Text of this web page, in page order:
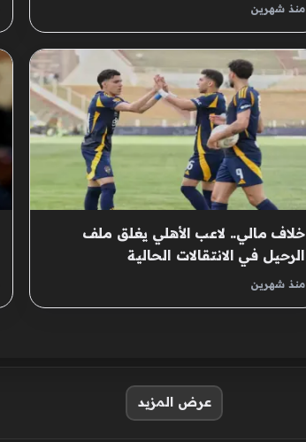
منذ شهرين
خلاف مالي.. لاعب الأهلي يغلق ملف
الرحيل في الانتقالات الحالية
منذ شهرين
عرض المزيد